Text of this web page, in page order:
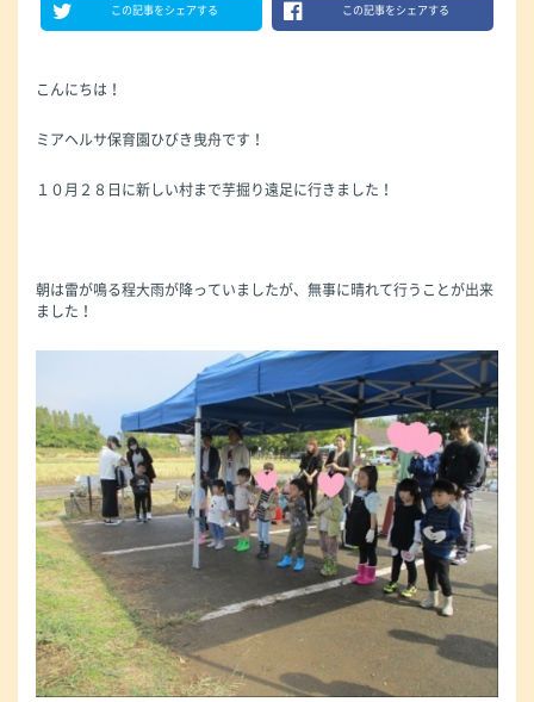
この記事をシェアする この記事をシェアする
こんにちは！
ミアヘルサ保育園ひびき曳舟です！
１０月２８日に新しい村まで芋掘り遠足に行きました！
朝は雷が鳴る程大雨が降っていましたが、無事に晴れて行うことが出来
ました！